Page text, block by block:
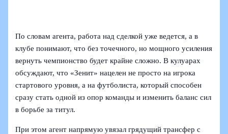
По словам агента, работа над сделкой уже ведется, а в
клубе понимают, что без точечного, но мощного усиления
вернуть чемпионство будет крайне сложно. В кулуарах
обсуждают, что «Зенит» нацелен не просто на игрока
стартового уровня, а на футболиста, который способен
сразу стать одной из опор команды и изменить баланс сил
в борьбе за титул.
При этом агент напрямую увязал грядущий трансфер с